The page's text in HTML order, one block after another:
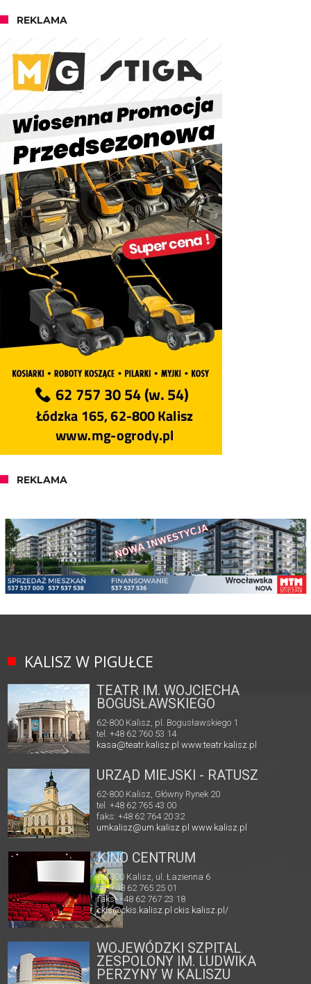
REKLAMA
REKLAMA
KALISZ W PIGUŁCE
TEATR IM. WOJCIECHA
BOGUSŁAWSKIEGO
62-800 Kalisz, pl. Bogusławskiego 1
tel. +48 62 760 53 14
kasa@teatr.kalisz.pl www.teatr.kalisz.pl
URZĄD MIEJSKI - RATUSZ
62-800 Kalisz, Główny Rynek 20
tel. +48 62 765 43 00
faks: +48 62 764 20 32
umkalisz@um.kalisz.plwww.kalisz.pl
KINO CENTRUM
62-800 Kalisz, ul. Łazienna 6
tel. +48 62 765 25 01
faks. +48 62 767 23 18
ckis@ckis.kalisz.pl ckis.kalisz.pl/
WOJEWÓDZKI SZPITAL
ZESPOLONY IM. LUDWIKA
PERZYNY W KALISZU